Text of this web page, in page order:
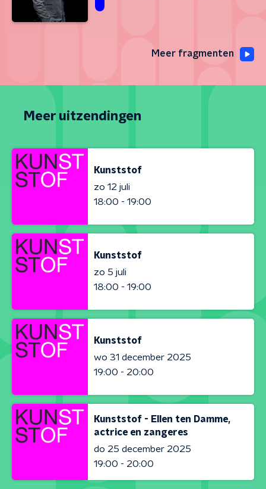
Meer fragmenten
Meer uitzendingen
Kunststof
zo 12 juli
18:00 - 19:00
Kunststof
zo 5 juli
18:00 - 19:00
Kunststof
wo 31 december 2025
19:00 - 20:00
Kunststof - Ellen ten Damme,
actrice en zangeres
do 25 december 2025
19:00 - 20:00